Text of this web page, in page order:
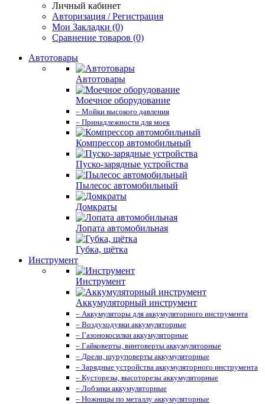
Личный кабинет
Авторизация / Регистрация
Мои Закладки (0)
Сравнение товаров (0)
Автотовары
Автотовары
Моечное оборудование
– Мойки высокого давления
– Принадлежности для моек
Компрессор автомобильный
Пуско-зарядные устройства
Пылесос автомобильный
Домкраты
Лопата автомобильная
Губка, щётка
Инструмент
Инструмент
Аккумуляторный инструмент
– Аккумуляторы для аккумуляторного инструмента
– Воздуходувки аккумуляторные
– Газонокосилки аккумуляторные
– Гайковерты, винтоверты аккумуляторные
– Дрели, шуруповерты аккумуляторные
– Зарядные устройства аккумуляторного инструмента
– Кусторезы, высоторезы аккумуляторные
– Лобзики аккумуляторные
– Ножницы по металлу аккумуляторные